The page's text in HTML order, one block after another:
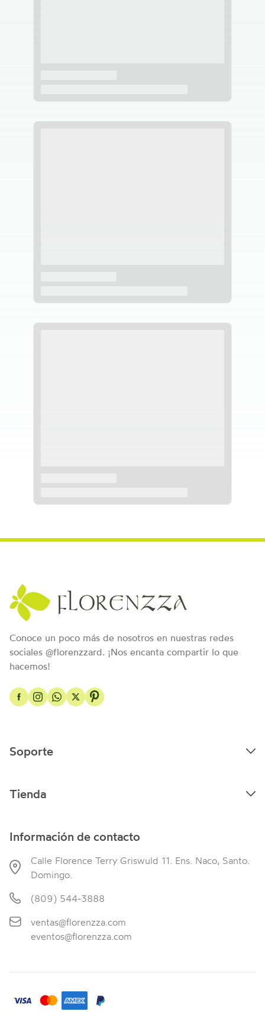
Conoce un poco más de nosotros en nuestras redes
sociales @florenzzard. ¡Nos encanta compartir lo que
hacemos!
Soporte
Tienda
Información de contacto
Calle Florence Terry Griswuld 11. Ens. Naco, Santo.
Domingo.
(809) 544-3888
ventas@florenzza.com
eventos@florenzza.com